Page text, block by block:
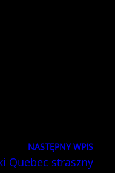
NASTĘPNY WPIS
Quebec straszny